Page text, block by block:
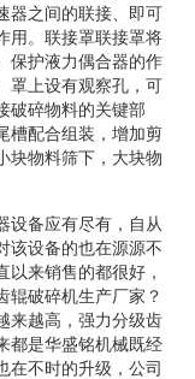
器之间的联接、即可
用。联接罩联接罩将
保护液力偶合器的作
罩上设有观察孔，可
破碎物料的关键部
槽配合组装，增加剪
块物料筛下，大块物
设备应有尽有，自从
该设备的也在源源不
来销售的都很好，
辊破碎机生产厂家？
来越高，强力分级齿
都是华盛铭机械既经
在不时的升级，公司